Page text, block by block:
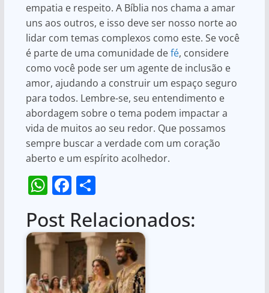
empatia e respeito. A Bíblia nos chama a amar
uns aos outros, e isso deve ser nosso norte ao
lidar com temas complexos como este. Se você
é parte de uma comunidade defé, considere
como você pode ser um agente de inclusão e
amor, ajudando a construir um espaço seguro
para todos. Lembre-se, seu entendimento e
abordagem sobre o tema podem impactar a
vida de muitos ao seu redor. Que possamos
sempre buscar a verdade com um coração
aberto e um espírito acolhedor.
W
at
s
p
F
c
e
b
o
S
ar
e
Post Relacionados: